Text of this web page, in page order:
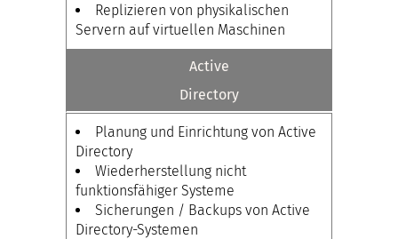
Replizieren von physikalischen
Servern auf virtuellen Maschinen
Active
Directory
Planung und Einrichtung von Active
Directory
Wiederherstellung nicht
funktionsfähiger Systeme
Sicherungen / Backups von Active
Directory-Systemen